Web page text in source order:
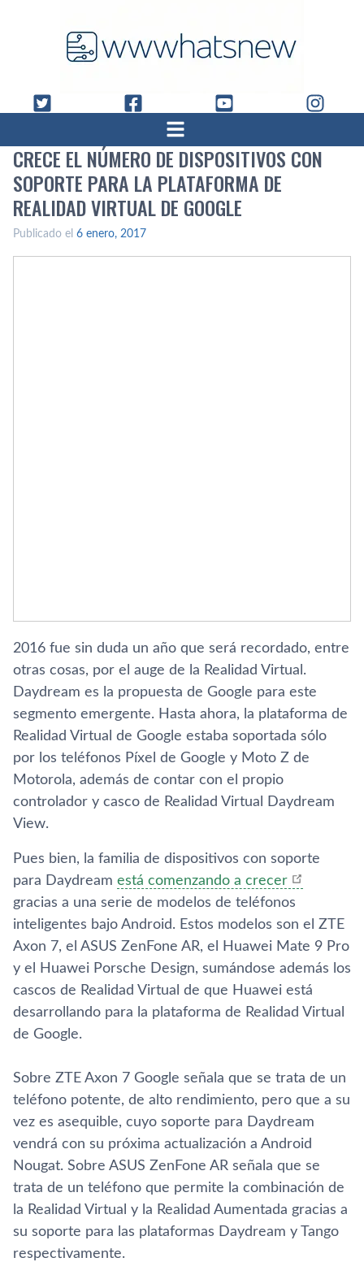
CRECE EL NÚMERO DE DISPOSITIVOS CON
SOPORTE PARA LA PLATAFORMA DE
REALIDAD VIRTUAL DE GOOGLE
Publicado el 6 enero, 2017
2016 fue sin duda un año que será recordado, entre
otras cosas, por el auge de la Realidad Virtual.
Daydream es la propuesta de Google para este
segmento emergente. Hasta ahora, la plataforma de
Realidad Virtual de Google estaba soportada sólo
por los teléfonos Pí­xel de Google y Moto Z de
Motorola, además de contar con el propio
controlador y casco de Realidad Virtual Daydream
View.
Pues bien, la familia de dispositivos con soporte
para Daydream está comenzando a crecer
gracias a una serie de modelos de teléfonos
inteligentes bajo Android. Estos modelos son el ZTE
Axon 7, el ASUS ZenFone AR, el Huawei Mate 9 Pro
y el Huawei Porsche Design, sumándose además los
cascos de Realidad Virtual de que Huawei está
desarrollando para la plataforma de Realidad Virtual
de Google.
Sobre ZTE Axon 7 Google señala que se trata de un
teléfono potente, de alto rendimiento, pero que a su
vez es asequible, cuyo soporte para Daydream
vendrá con su próxima actualización a Android
Nougat. Sobre ASUS ZenFone AR señala que se
trata de un teléfono que permite la combinación de
la Realidad Virtual y la Realidad Aumentada gracias a
su soporte para las plataformas Daydream y Tango
respectivamente.